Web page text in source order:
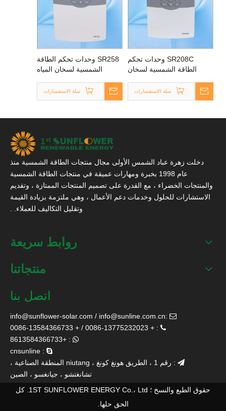
SR208C وحدات تحكم
الطاقة الشمسية لسخان
المضغوط
سلة الاستفسارات
SR258 وحدات تحكم الطاقة
الشمسية لسخان المياه
سلة الاستفسارات
دخلت زهرة عباد الشمس الأولى مجال منتجات الطاقة الشمسية منذ
عام 1998 بخبرة ومهارات عميقة في منتجات الطاقة الشمسية
والمنتجات الخضراء ، مع القدرة على تصميم المنتجات الممتازة ، وتقديم
الاستشارات للحلول وخدمات دعم الأعمال ، وهي ملتزمة بزيادة القيمة
وتقليل التكاليف للعملاء. .
روابط سريعة
منتجاتنا
اتصل بنا

:
info@sunflower-solar.com / info@sunline.com.cn

: + 0086-13775232023 / + 0086-13584366733

: +8613584366733

: cnsunline
 : رقم 1 ، الطريق هونغ كونغ ، niutang المنطقة الصناعية ،
تشانغتشو ، جيانغسو ، الصين
حقوق الطبع والنسخ ؛ 1ST SUNFLOWER ENERGY Co.، Ltd. كل
الحق حلها.